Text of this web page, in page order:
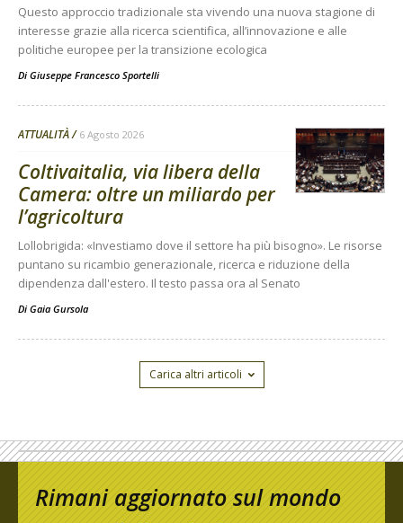
Questo approccio tradizionale sta vivendo una nuova stagione di
interesse grazie alla ricerca scientifica, all’innovazione e alle
politiche europee per la transizione ecologica
Di Giuseppe Francesco Sportelli
ATTUALITÀ 6 Agosto 2026
Coltivaitalia, via libera della
Camera: oltre un miliardo per
l’agricoltura
Lollobrigida: «Investiamo dove il settore ha più bisogno». Le risorse
puntano su ricambio generazionale, ricerca e riduzione della
dipendenza dall'estero. Il testo passa ora al Senato
Di Gaia Gursola
Carica altri articoli
Rimani aggiornato sul mondo